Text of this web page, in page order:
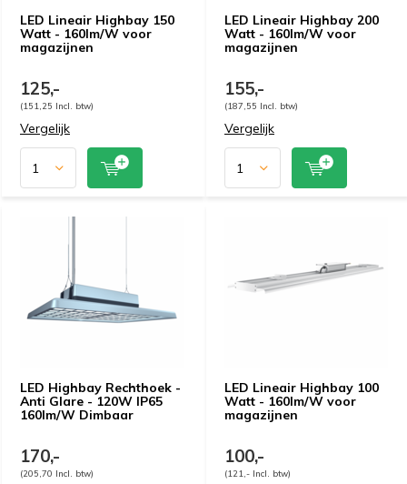
LED Lineair Highbay 150
Watt - 160lm/W voor
magazijnen
125,-
(151,25 Incl. btw)
Vergelijk
LED Lineair Highbay 200
Watt - 160lm/W voor
magazijnen
155,-
(187,55 Incl. btw)
Vergelijk
LED Highbay Rechthoek -
Anti Glare - 120W IP65
160lm/W Dimbaar
170,-
(205,70 Incl. btw)
LED Lineair Highbay 100
Watt - 160lm/W voor
magazijnen
100,-
(121,- Incl. btw)